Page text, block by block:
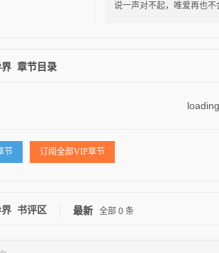
说一声对不起，唯爱再也
章节目录
loading
节 订阅全部VIP章节
界 书评区 最新 全部 0 条